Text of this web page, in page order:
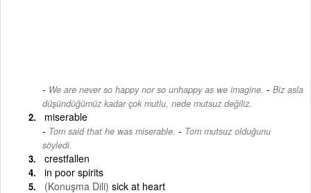
We are never so happy nor so unhappy as we imagine. - Biz asla
düşündüğümüz kadar çok mutlu, nede mutsuz değiliz.
miserable
Tom said that he was miserable. - Tom mutsuz olduğunu
söyledi.
crestfallen
in poor spirits
(Konuşma Dili) sick at heart